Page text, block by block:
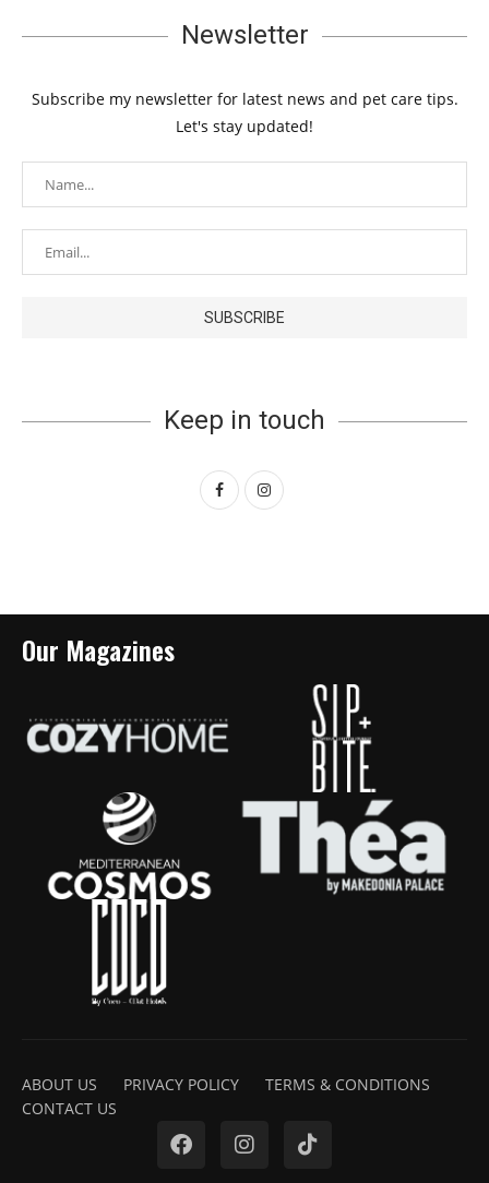
Newsletter
Subscribe my newsletter for latest news and pet care tips.
Let's stay updated!
Keep in touch
Our Magazines
ABOUT US PRIVACY POLICY
TERMS & CONDITIONS
CONTACT US